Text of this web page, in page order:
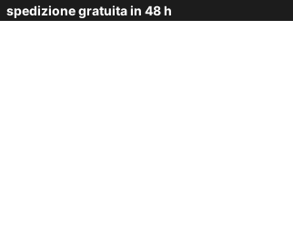
spedizione gratuita in 48 h